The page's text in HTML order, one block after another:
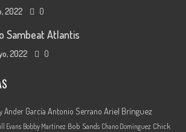
2022 0
Sambeat Atlantis
2022 0
Ander García Antonio Serrano Ariel Brínguez
Evans Bobby Martínez Bob Sands Chano Domínguez Chick